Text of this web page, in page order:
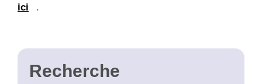
Recherche